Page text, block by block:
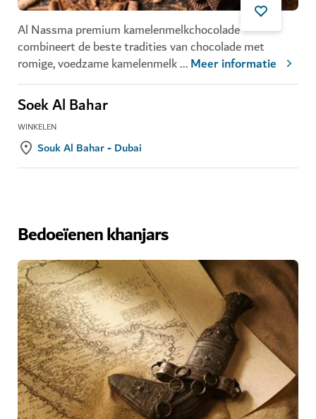
Al Nassma premium kamelenmelkchocolade
combineert de beste tradities van chocolade met
romige, voedzame kamelenmelk...Meer informatie
Soek Al Bahar
WINKELEN
Souk Al Bahar - Dubai
Bedoeïenen khanjars